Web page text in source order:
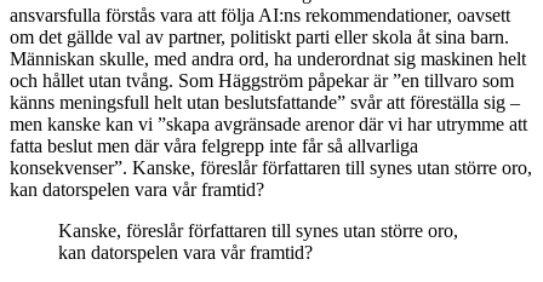
ansvarsfulla förstås vara att följa AI:ns rekommendationer, oavsett
om det gällde val av partner, politiskt parti eller skola åt sina barn.
Människan skulle, med andra ord, ha underordnat sig maskinen helt
och hållet utan tvång. Som Häggström påpekar är ”en tillvaro som
känns meningsfull helt utan beslutsfattande” svår att föreställa sig –
men kanske kan vi ”skapa avgränsade arenor där vi har utrymme att
fatta beslut men där våra felgrepp inte får så allvarliga
konsekvenser”. Kanske, föreslår författaren till synes utan större oro,
kan datorspelen vara vår framtid?
Kanske, föreslår författaren till synes utan större oro,
kan datorspelen vara vår framtid?